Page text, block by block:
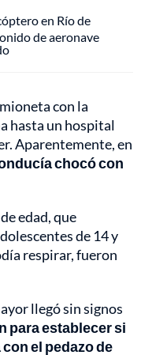
en Río de
de aeronave
con la
hasta un hospital
Aparentemente, en
chocó con
edad, que
de 14 y
respirar, fueron
llegó sin signos
para establecer si
el pedazo de